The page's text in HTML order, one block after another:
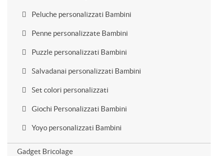
Peluche personalizzati Bambini
Penne personalizzate Bambini
Puzzle personalizzati Bambini
Salvadanai personalizzati Bambini
Set colori personalizzati
Giochi Personalizzati Bambini
Yoyo personalizzati Bambini
Gadget Bricolage